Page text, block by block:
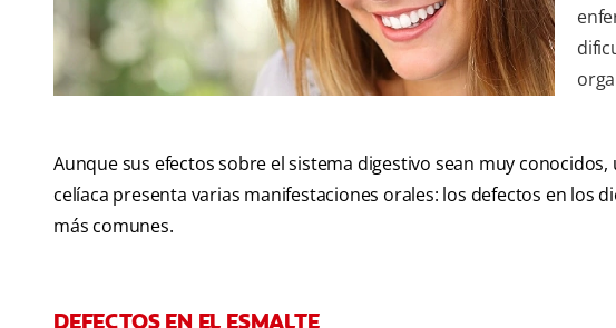
Aunque sus efectos sobre el sistema digestivo sean muy
celíaca presenta varias manifestaciones orales: los defectos en los
más comunes.
DEFECTOS EN EL ESMALTE